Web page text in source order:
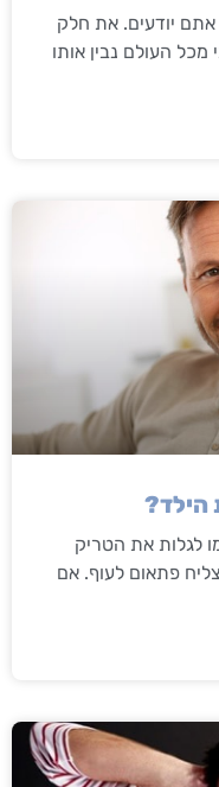
יודעים. את חלק
העולם נבין אותו
הילד?
לגלות את הטריק
פתאום לעוף. אם